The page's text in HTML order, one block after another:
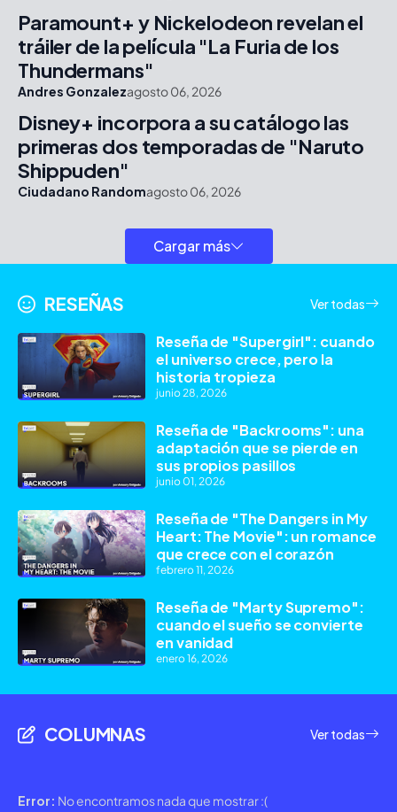
Paramount+ y Nickelodeon revelan el
tráiler de la película "La Furia de los
Thundermans"
Andres Gonzalezagosto 06, 2026
Disney+ incorpora a su catálogo las
primeras dos temporadas de "Naruto
Shippuden"
Ciudadano Randomagosto 06, 2026
Cargar más
RESEÑAS Ver todas
Reseña de "Supergirl": cuando
el universo crece, pero la
historia tropieza
junio 28, 2026
Reseña de "Backrooms": una
adaptación que se pierde en
sus propios pasillos
junio 01, 2026
Reseña de "The Dangers in My
Heart: The Movie": un romance
que crece con el corazón
febrero 11, 2026
Reseña de "Marty Supremo":
cuando el sueño se convierte
en vanidad
enero 16, 2026
COLUMNAS Ver todas
Error: No encontramos nada que mostrar :(